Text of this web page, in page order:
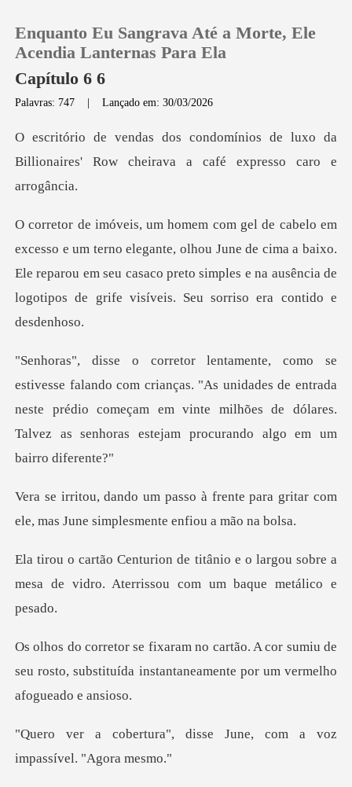
Loja
Sair
Baixar App
Enquanto Eu Sangrava Até a Morte, Ele
Acendia Lanternas Para Ela
Capítulo 6 6
Palavras: 747 |Lançado em: 30/03/2026
s de luxo da
Billionaires' Row cheira
nte, olhou June de cima a baixo.
Ele reparou em seu casaco preto simples e na
anças. "As unidades de entrada
neste prédio começam em vinte milhões de dó
rente para gritar com
ele, mas June
o e o largou sobre a
mesa de vidro. At
cor sumiu de
seu rosto, substituída instant
disse June, com a voz
i